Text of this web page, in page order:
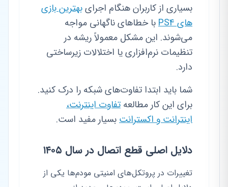
بسیاری از کاربران هنگام اجرایبهترین بازی
های PS4
با خطاهای ناگهانی مواجه
می‌شوند. این مشکل معمولاً ریشه در
تنظیمات نرم‌افزاری یا اختلالات زیرساختی
دارد.
شما باید ابتدا تفاوت‌های شبکه را درک کنید.
برای این کار مطالعه تفاوت اینترنت،
اینترانت و اکسترانتبسیار مفید است.
دلایل اصلی قطع اتصال در سال ۱۴۰۵
تغییرات در پروتکل‌های امنیتی مودم‌ها یکی از